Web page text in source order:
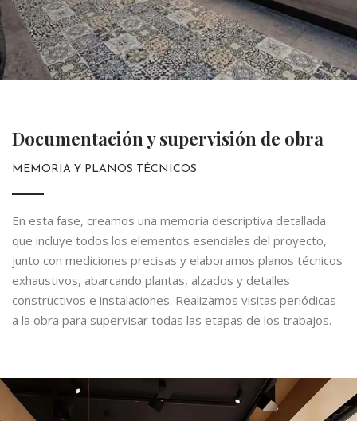
Documentación y supervisión de obra
MEMORIA Y PLANOS TÉCNICOS
En esta fase, creamos una memoria descriptiva detallada
que incluye todos los elementos esenciales del proyecto,
junto con mediciones precisas y elaboramos planos técnicos
exhaustivos, abarcando plantas, alzados y detalles
constructivos e instalaciones. Realizamos visitas periódicas
a la obra para supervisar todas las etapas de los trabajos.